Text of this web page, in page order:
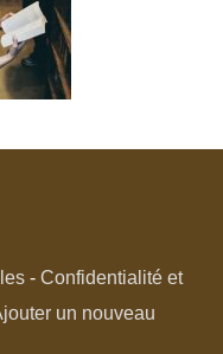
- Confidentialité et
un nouveau